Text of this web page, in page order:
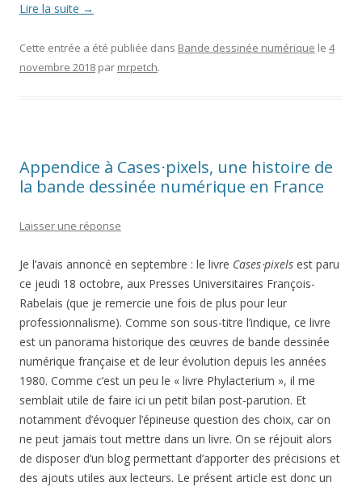
Lire la suite →
Cette entrée a été publiée dans Bande dessinée numérique le 4
novembre 2018 par mrpetch.
Appendice à Cases⋅pixels, une histoire de
la bande dessinée numérique en France
Laisser une réponse
Je l’avais annoncé en septembre : le livre Cases⋅pixels est paru
ce jeudi 18 octobre, aux Presses Universitaires François-
Rabelais (que je remercie une fois de plus pour leur
professionnalisme). Comme son sous-titre l’indique, ce livre
est un panorama historique des œuvres de bande dessinée
numérique française et de leur évolution depuis les années
1980. Comme c’est un peu le « livre Phylacterium », il me
semblait utile de faire ici un petit bilan post-parution. Et
notamment d’évoquer l’épineuse question des choix, car on
ne peut jamais tout mettre dans un livre. On se réjouit alors
de disposer d’un blog permettant d’apporter des précisions et
des ajouts utiles aux lecteurs. Le présent article est donc un